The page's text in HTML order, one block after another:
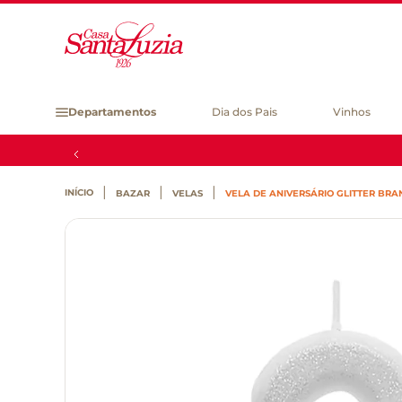
Departamentos Dia dos Pais Vinhos
BAZAR VELAS VELA DE ANIVERSÁRIO GLITTER